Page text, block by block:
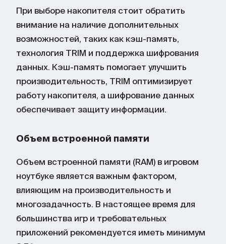
При выборе накопителя стоит обратить
внимание на наличие дополнительных
возможностей, таких как кэш-память,
технология TRIM и поддержка шифрования
данных. Кэш-память помогает улучшить
производительность, TRIM оптимизирует
работу накопителя, а шифрование данных
обеспечивает защиту информации.
Объем встроенной памяти
Объем встроенной памяти (RAM) в игровом
ноутбуке является важным фактором,
влияющим на производительность и
многозадачность. В настоящее время для
большинства игр и требовательных
приложений рекомендуется иметь минимум